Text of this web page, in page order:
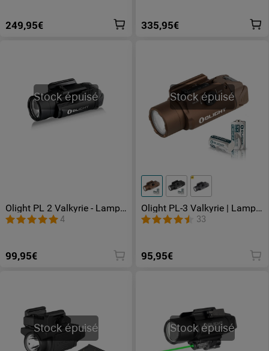
249,95€ 335,95€
Stock épuisé
Olight PL 2 Valkyrie - Lampe
Tactique Compacte
4
99,95€
Stock épuisé
Olight PL-3 Valkyrie | Lampe
tactique militaire
professionnelle
33
95,95€
Stock épuisé Stock épuisé